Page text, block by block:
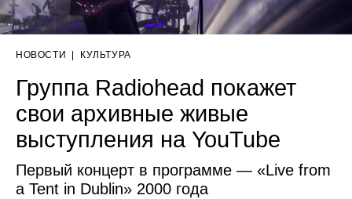
НОВОСТИ КУЛЬТУРА
Группа Radiohead покажет
свои архивные живые
выступления на YouTube
Первый концерт в программе — «Live from
а Tent in Dublin» 2000 года